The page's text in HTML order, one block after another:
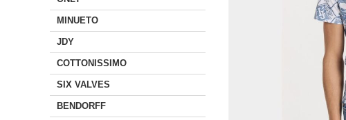
MINUETO
JDY
COTTONISSIMO
SIX VALVES
BENDORFF